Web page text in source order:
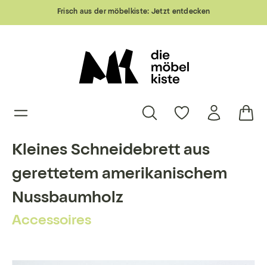
Frisch aus der möbelkiste: Jetzt entdecken
Kleines Schneidebrett aus
gerettetem amerikanischem
Nussbaumholz
Accessoires